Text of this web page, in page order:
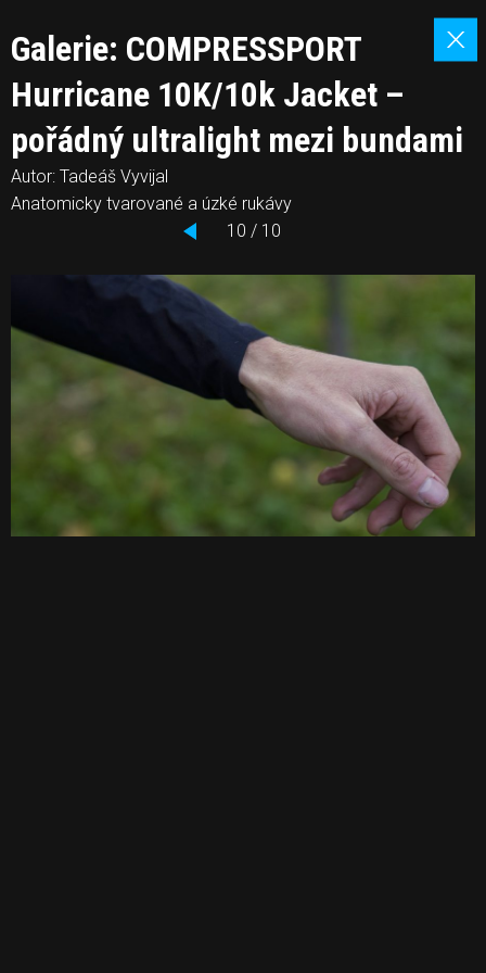
Galerie: COMPRESSPORT
Hurricane 10K/10k Jacket –
pořádný ultralight mezi bundami
Autor: Tadeáš Vyvijal
Anatomicky tvarované a úzké rukávy
10 / 10